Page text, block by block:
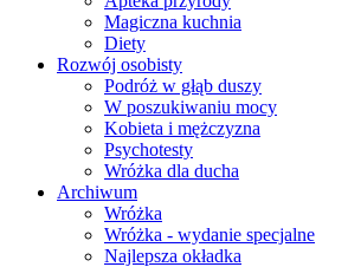
Magiczna kuchnia
Diety
Rozwój osobisty
Podróż w głąb duszy
W poszukiwaniu mocy
Kobieta i mężczyzna
Psychotesty
Wróżka dla ducha
Archiwum
Wróżka
Wróżka - wydanie specjalne
Najlepsza okładka